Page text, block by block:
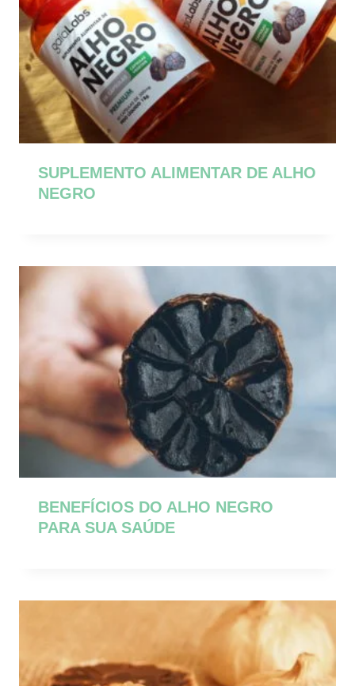
SUPLEMENTO ALIMENTAR DE ALHO
NEGRO
BENEFÍCIOS DO ALHO NEGRO
PARA SUA SAÚDE